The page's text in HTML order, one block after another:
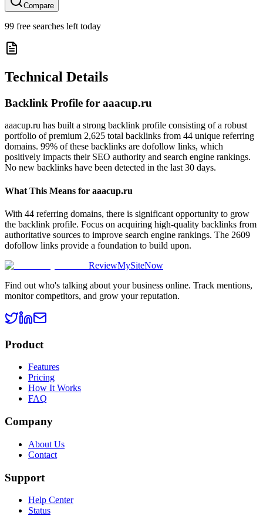
Compare
99 free searches left today
Technical Details
Backlink Profile for aaacup.ru
aaacup.ru has built a strong backlink profile consisting of a robust
portfolio of premium 2,625 total backlinks from 44 unique referring
domains. 99% of these backlinks are dofollow links, which
positively impacts their SEO authority and search engine rankings.
No new backlinks have been detected in the last 30 days.
What This Means for aaacup.ru
With 44 referring domains, there is significant opportunity to grow
the backlink profile. Focus on acquiring high-quality backlinks from
authoritative sources to improve search engine rankings. The 2609
dofollow links provide a foundation to build upon.
ReviewMySiteNow
Find out who's talking about your business online. Track mentions,
monitor competitors, and grow your reputation.
Product
Features
Pricing
How It Works
FAQ
Company
About Us
Contact
Support
Help Center
Status